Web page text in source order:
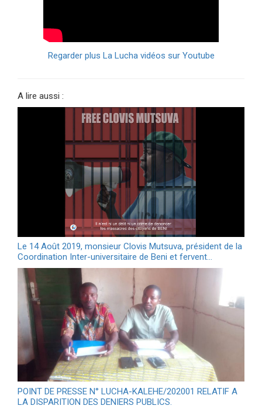
Regarder plus La Lucha vidéos sur Youtube
A lire aussi :
Le 14 Août 2019, monsieur Clovis Mutsuva, président de la
Coordination Inter-universitaire de Beni et fervent…
POINT DE PRESSE N° LUCHA-KALEHE/202001 RELATIF A
LA DISPARITION DES DENIERS PUBLICS.